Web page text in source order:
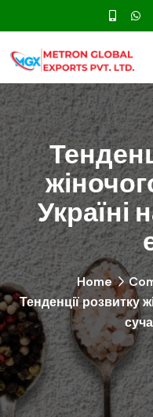
Україні
Home
Тенденції розвитку